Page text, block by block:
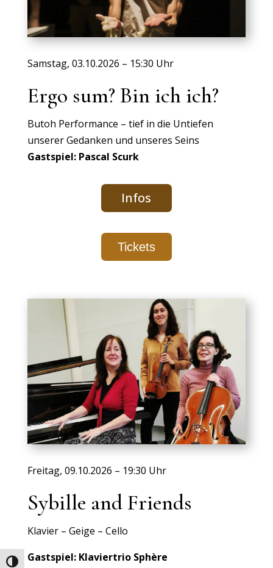
Umschalten auf hohe Kontraste
Samstag, 03.10.2026 – 15:30 Uhr
Ergo sum? Bin ich ich?
Butoh Performance – tief in die Untiefen
unserer Gedanken und unseres Seins
Gastspiel: Pascal Scurk
Infos
Tickets
Freitag, 09.10.2026 – 19:30 Uhr
Sybille and Friends
Klavier – Geige – Cello
Gastspiel: Klaviertrio Sphère